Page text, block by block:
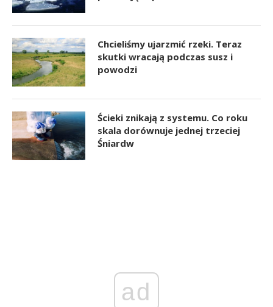
Chcieliśmy ujarzmić rzeki. Teraz
skutki wracają podczas susz i
powodzi
Ścieki znikają z systemu. Co roku
skala dorównuje jednej trzeciej
Śniardw
ad